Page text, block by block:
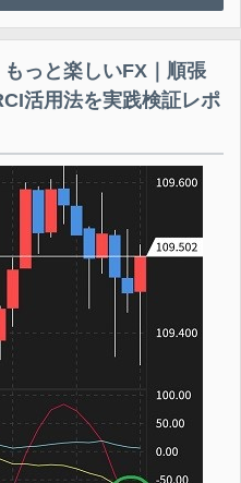
っと楽しいFX｜順張
活用法を実践検証レポ